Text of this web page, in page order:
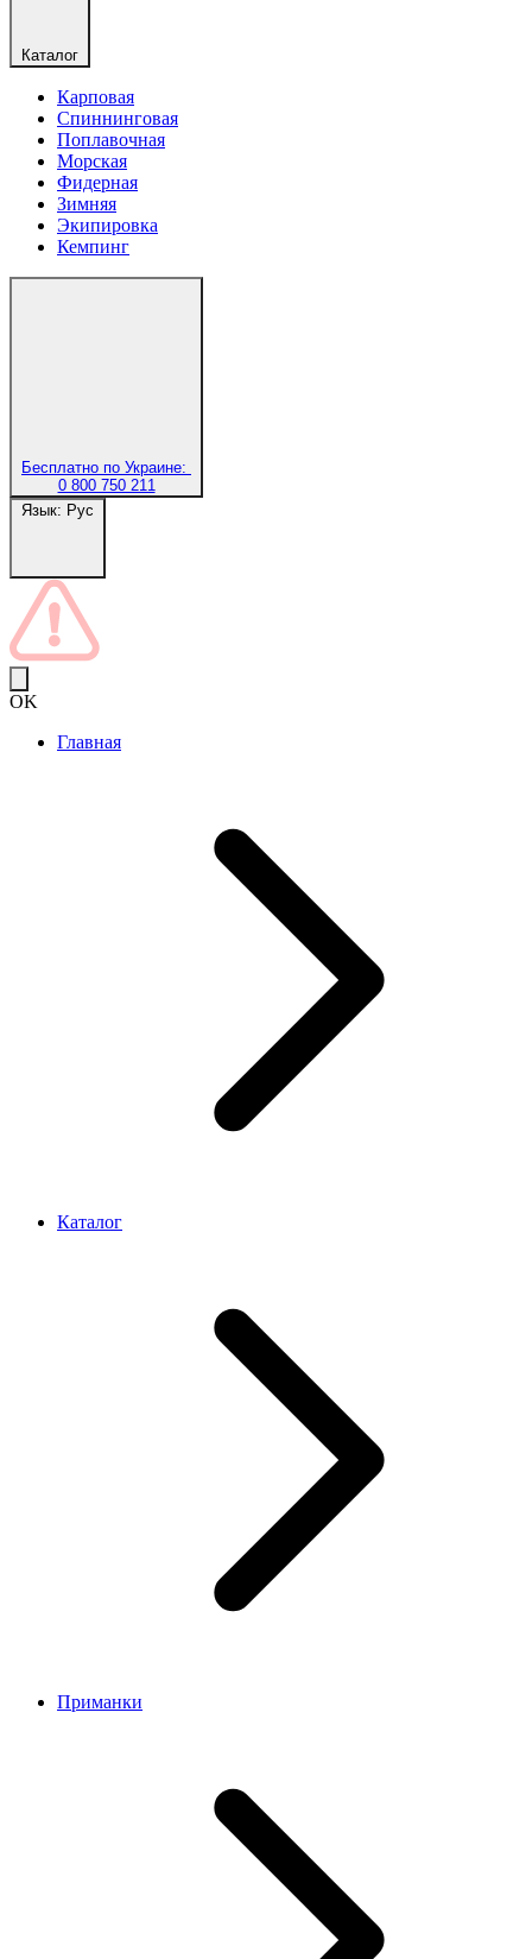
Каталог
Карповая
Спиннинговая
Поплавочная
Морская
Фидерная
Зимняя
Экипировка
Кемпинг
Бесплатно по Украине:
0 800 750 211
Язык: Рус
OK
Главная
Каталог
Приманки